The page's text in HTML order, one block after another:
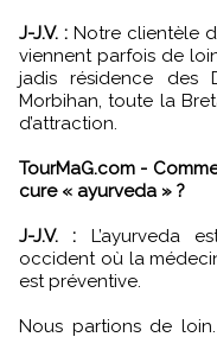
J-J.V. :Notre clientèle
viennent parfois de
jadis résidence des
Morbihan, toute la
d’attraction.
TourMaG.com -
cure « ayurveda » ?
J-J.V. : L’ayurveda
occident où la
est préventive.
Nous partions de